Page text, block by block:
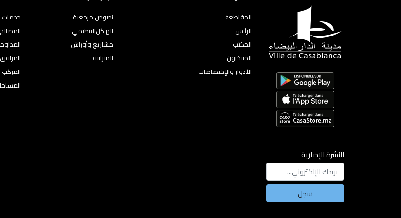
النشرة الإخبارية
سجل
المقاطعة
الرئيس
المكتب
المنتخبون
الأدوار والإختصاصات
نصوص مرجعية
اﻟﻬﯿﻜﻞاﻟﺘﻨﻈﯿﻤﻲ
مشاريع وأوراش
الميزانية
خدمات
المركب